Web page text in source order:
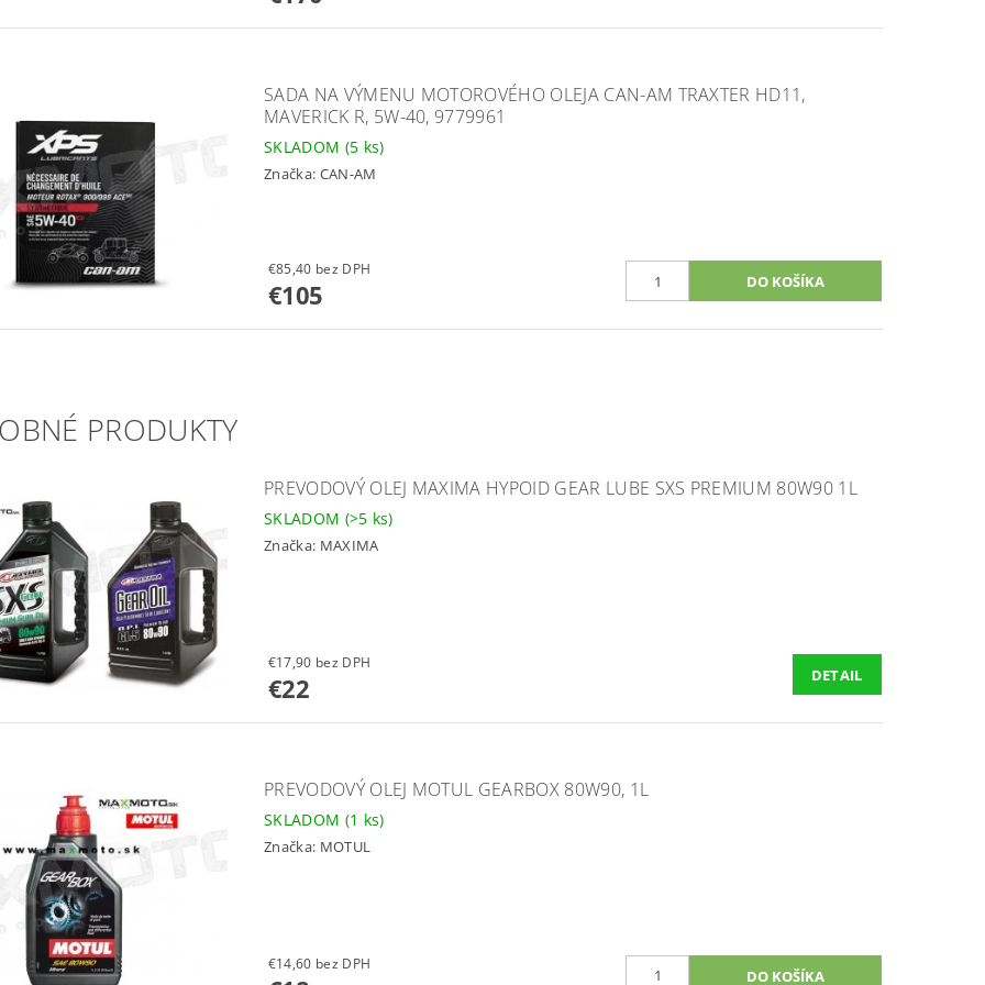
SADA NA VÝMENU MOTOROVÉHO OLEJA CAN-AM TRAXTER HD11,
MAVERICK R, 5W-40, 9779961
SKLADOM (5 ks)
Značka: CAN-AM
€85,40 bez DPH
€105
PRODUKTY
PREVODOVÝ OLEJ MAXIMA HYPOID GEAR LUBE SXS PREMIUM 80W90 1L
SKLADOM (>5 ks)
Značka: MAXIMA
€17,90 bez DPH
€22 DETAIL
PREVODOVÝ OLEJ MOTUL GEARBOX 80W90, 1L
SKLADOM (1 ks)
Značka: MOTUL
€14,60 bez DPH